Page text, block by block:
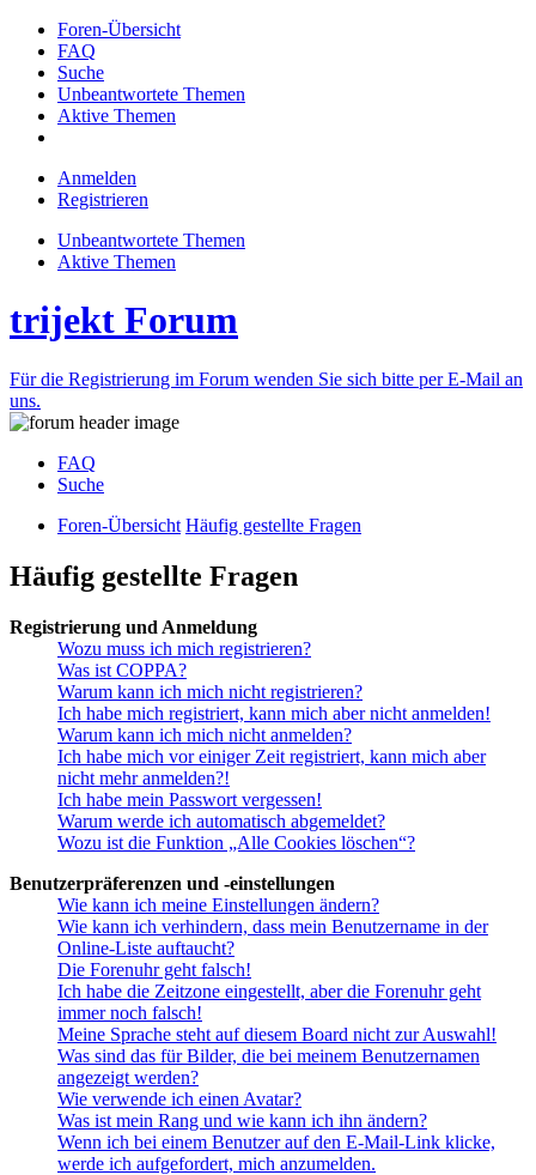
Foren-Übersicht
FAQ
Suche
Unbeantwortete Themen
Aktive Themen
Anmelden
Registrieren
Unbeantwortete Themen
Aktive Themen
trijekt Forum
Für die Registrierung im Forum wenden Sie sich bitte per E-Mail an
uns.
FAQ
Suche
Foren-Übersicht Häufig gestellte Fragen
Häufig gestellte Fragen
Registrierung und Anmeldung
Wozu muss ich mich registrieren?
Was ist COPPA?
Warum kann ich mich nicht registrieren?
Ich habe mich registriert, kann mich aber nicht anmelden!
Warum kann ich mich nicht anmelden?
Ich habe mich vor einiger Zeit registriert, kann mich aber
nicht mehr anmelden?!
Ich habe mein Passwort vergessen!
Warum werde ich automatisch abgemeldet?
Wozu ist die Funktion „Alle Cookies löschen“?
Benutzerpräferenzen und -einstellungen
Wie kann ich meine Einstellungen ändern?
Wie kann ich verhindern, dass mein Benutzername in der
Online-Liste auftaucht?
Die Forenuhr geht falsch!
Ich habe die Zeitzone eingestellt, aber die Forenuhr geht
immer noch falsch!
Meine Sprache steht auf diesem Board nicht zur Auswahl!
Was sind das für Bilder, die bei meinem Benutzernamen
angezeigt werden?
Wie verwende ich einen Avatar?
Was ist mein Rang und wie kann ich ihn ändern?
Wenn ich bei einem Benutzer auf den E-Mail-Link klicke,
werde ich aufgefordert, mich anzumelden.